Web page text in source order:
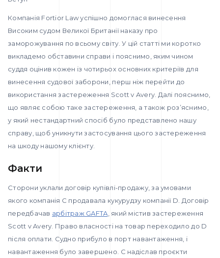
Компанія Fortior Law успішно домоглася винесення
Високим судом Великої Британії наказу про
заморожування по всьому світу. У цій статті ми коротко
викладемо обставини справи і пояснимо, яким чином
суддя оцінив кожен із чотирьох основних критеріїв для
винесення судової заборони, перш ніж перейти до
використання застереження Scott v Avery. Далі пояснимо,
що являє собою таке застереження, а також роз’яснимо,
у який нестандартний спосіб було представлено нашу
справу, щоб уникнути застосування цього застереження
на шкоду нашому клієнту.
Факти
Сторони уклали договір купівлі-продажу, за умовами
якого компанія C продавала кукурудзу компанії D. Договір
передбачав арбітраж GAFTA , який містив застереження
Scott v Avery. Право власності на товар переходило до D
після оплати. Судно прибуло в порт навантаження, і
навантаження було завершено. С надіслав проєкти